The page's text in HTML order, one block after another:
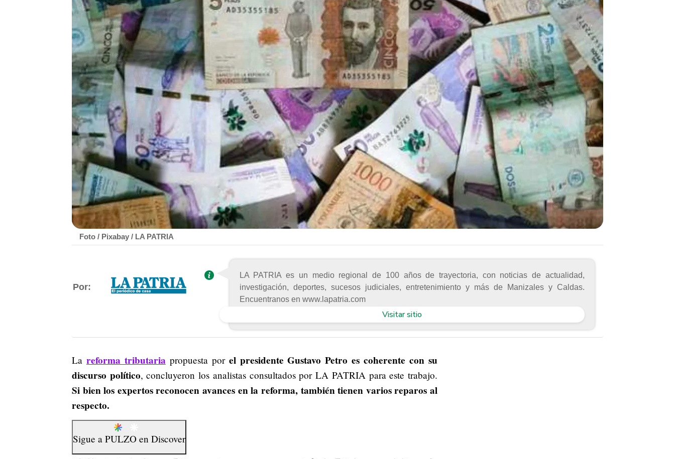
Foto / Pixabay / LA PATRIA
Por:
LA PATRIA es un medio regional de 100 años de trayectoria, con noticias de actualidad,
investigación, deportes, sucesos judiciales, entretenimiento y más de Manizales y Caldas.
Encuentranos en www.lapatria.com
Visitar sitio
La reforma tributaria propuesta por el presidente Gustavo Petro es coherente con su
discurso político, concluyeron los analistas consultados por LA PATRIA para este trabajo.
Si bien los expertos reconocen avances en la reforma, también tienen varios reparos al
respecto.
Sigue a PULZO en Discover